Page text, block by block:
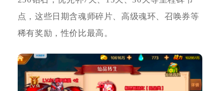
点，这些日期含魂师碎片、高级魂环、召唤券等
稀有奖励，性价比最高。